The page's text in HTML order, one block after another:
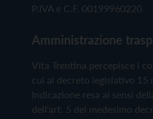
P.IVA e C.F. 00199960220
Amministrazione
Vita Trentina percepisce i
cui al decreto legislativo 15
Indicazione resa ai sensi
dell'art. 5 del medesimo